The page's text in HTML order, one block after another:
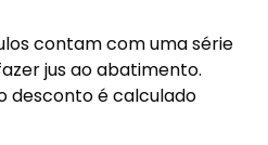
contam com uma série
jus ao abatimento.
desconto é calculado